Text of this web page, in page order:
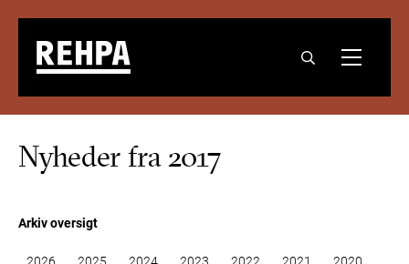
Nyheder fra 2017
Arkiv oversigt